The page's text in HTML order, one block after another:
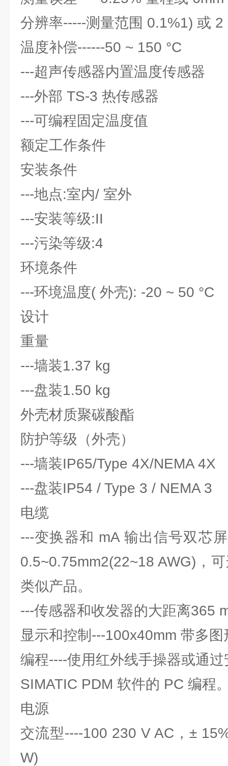
分辨率-----测量范围 0.1%1) 或
温度补偿------50 ~ 150 °C
---超声传感器内置温度传感器
---外部 TS-3 热传感器
---可编程固定温度值
额定工作条件
安装条件
---地点:室内/ 室外
---安装等级:II
---污染等级:4
环境条件
---环境温度( 外壳): -20 ~ 50 °C
设计
重量
---墙装1.37 kg
---盘装1.50 kg
外壳材质聚碳酸酯
防护等级（外壳）
---墙装IP65/Type 4X/NEMA 4X
---盘装IP54 / Type 3 / NEMA 3
电缆
---变换器和 mA 输出信号双芯
0.5~0.75mm2(22~18 AWG)，
类似产品。
---传感器和收发器的大距离365
显示和控制---100x40mm 带多
编程----使用红外线手操器或通过
SIMATIC PDM 软件的 PC 编程
电源
交流型----100 230 V AC，±
W)